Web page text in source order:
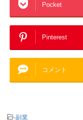
Pocket
Pinterest
コメント
-副業